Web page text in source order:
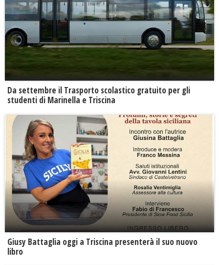
Da settembre il Trasporto scolastico gratuito per gli
studenti di Marinella e Triscina
Giusy Battaglia oggi a Triscina presenterà il suo nuovo
libro